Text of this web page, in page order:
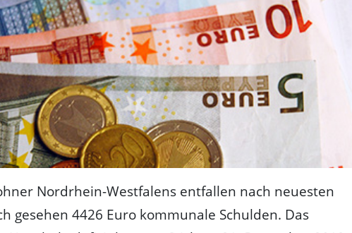
Nordrhein-Westfalens entfallen nach neuesten
gesehen 4426 Euro kommunale Schulden. Das